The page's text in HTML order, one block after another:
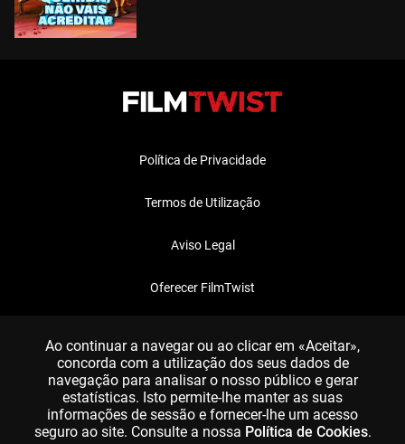
Política de Privacidade
Termos de Utilização
Aviso Legal
Oferecer FilmTwist
Ao continuar a navegar ou ao clicar em «Aceitar»,
concorda com a utilização dos seus dados de
navegação para analisar o nosso público e gerar
estatísticas. Isto permite-lhe manter as suas
informações de sessão e fornecer-lhe um acesso
seguro ao site. Consulte a nossa Política de Cookies.